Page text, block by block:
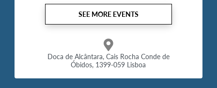
SEE MORE EVENTS
Doca de Alcântara, Cais Rocha Conde de
Óbidos, 1399-059 Lisboa